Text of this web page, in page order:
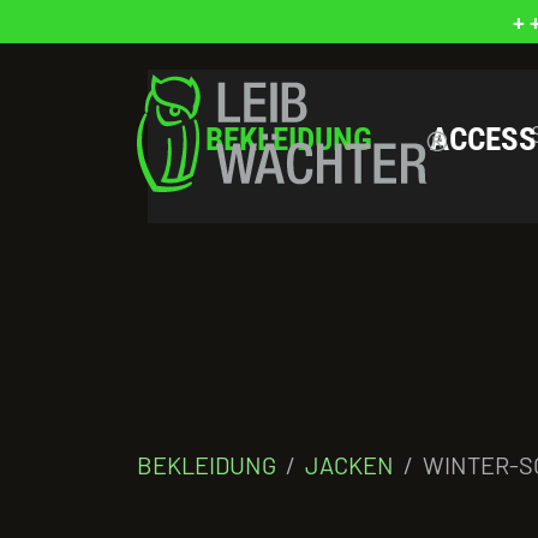
+
BEKLEIDUNG
BEKLEIDUNG JACKEN WINTER-